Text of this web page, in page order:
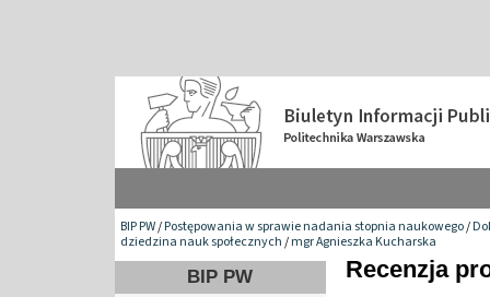
BIP PW/Postępowania w sprawie nadania stopnia naukowego/
dziedzina nauk społecznych/mgr Agnieszka Kucharska
BIP PW Recenzja